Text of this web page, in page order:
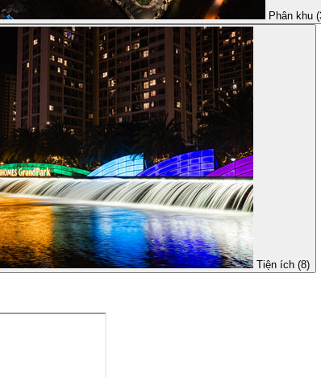
Phân khu
Tiện ích (8)